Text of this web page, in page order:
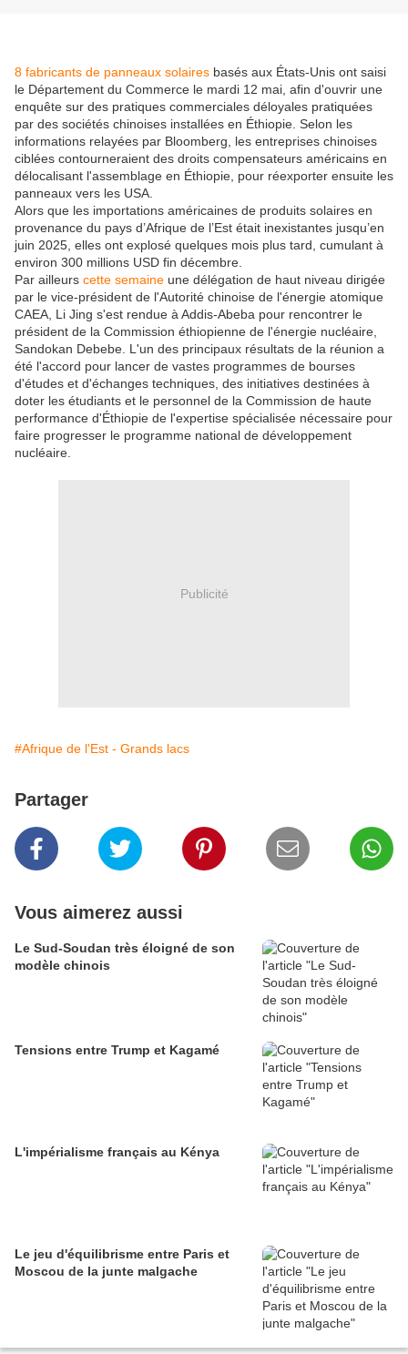
8 fabricants de panneaux solaires basés aux États-Unis ont saisi
le Département du Commerce le mardi 12 mai, afin d'ouvrir une
enquête sur des pratiques commerciales déloyales pratiquées
par des sociétés chinoises installées en Éthiopie. Selon les
informations relayées par Bloomberg, les entreprises chinoises
ciblées contourneraient des droits compensateurs américains en
délocalisant l'assemblage en Éthiopie, pour réexporter ensuite les
panneaux vers les USA.
Alors que les importations américaines de produits solaires en
provenance du pays d’Afrique de l’Est était inexistantes jusqu’en
juin 2025, elles ont explosé quelques mois plus tard, cumulant à
environ 300 millions USD fin décembre.
Par ailleurs cette semaine une délégation de haut niveau dirigée
par le vice-président de l'Autorité chinoise de l'énergie atomique
CAEA, Li Jing s'est rendue à Addis-Abeba pour rencontrer le
président de la Commission éthiopienne de l'énergie nucléaire,
Sandokan Debebe. L'un des principaux résultats de la réunion a
été l'accord pour lancer de vastes programmes de bourses
d'études et d'échanges techniques, des initiatives destinées à
doter les étudiants et le personnel de la Commission de haute
performance d'Éthiopie de l'expertise spécialisée nécessaire pour
faire progresser le programme national de développement
nucléaire.
Publicité
#Afrique de l'Est - Grands lacs
Partager
Vous aimerez aussi
Le Sud-Soudan très éloigné de son
modèle chinois
Tensions entre Trump et Kagamé
L'impérialisme français au Kénya
Le jeu d'équilibrisme entre Paris et
Moscou de la junte malgache